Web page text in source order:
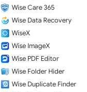
Wise Care 365
Wise Data Recovery
WiseX
Wise ImageX
Wise PDF Editor
Wise Folder Hider
Wise Duplicate Finder